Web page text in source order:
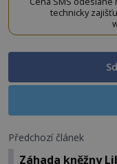
technicky
Předchozí článek
Záhada kněžny